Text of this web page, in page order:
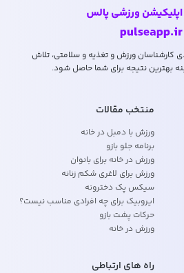
کارشناسان ورزش و تغذیه و سلامتی، تلاش
بهترین نتیجه برای شما حاصل شود.
منتخب مقالات
ورزش با دمبل در خانه
برنامه جلو بازو
ورزش در خانه برای بانوان
ورزش برای لاغری شکم زنانه
سیکس پک دخترونه
ایروبیک برای چه افرادی مناسب نیست؟
حرکات پشت بازو
ورزش در خانه
راه های ارتباطی